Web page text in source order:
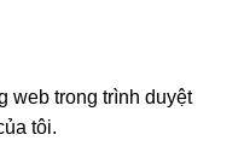
web trong trình duyệt
tôi.